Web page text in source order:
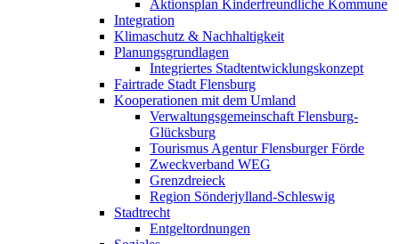
Aktionsplan Kinderfreundliche Kommune
Integration
Klimaschutz & Nachhaltigkeit
Planungsgrundlagen
Integriertes Stadtentwicklungskonzept
Fairtrade Stadt Flensburg
Kooperationen mit dem Umland
Verwaltungsgemeinschaft Flensburg-
Glücksburg
Tourismus Agentur Flensburger Förde
Zweckverband WEG
Grenzdreieck
Region Sönderjylland-Schleswig
Stadtrecht
Entgeltordnungen